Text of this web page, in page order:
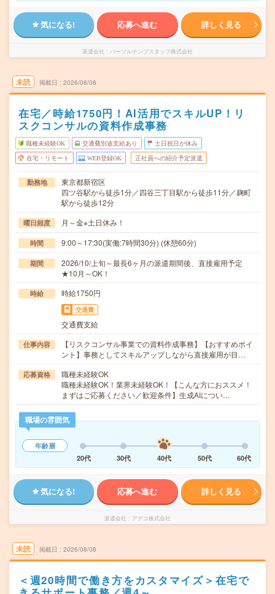
気になる! 応募へ進む 詳しく見る
派遣会社 パーソルテンプスタッフ株式会社
未読 掲載日 2026/08/08
在宅／時給1750円！AI活用でスキルUP！リ
スクコンサルの資料作成事務
職種未経験OK 交通費別途支給あり 土日祝日が休み
在宅・リモート WEB登録OK 正社員への紹介予定派遣
勤務地
東京都新宿区
四ツ谷駅から徒歩1分／四谷三丁目駅から徒歩11分／麹町
駅から徒歩12分
曜日頻度 月～金※土日休み！
時間 9:00～17:30(実働:7時間30分) (休憩60分)
期間
2026/10/上旬～最長6ヶ月の派遣期間後、直接雇用予定
★10月～OK！
時給 時給1750円
交通費
交通費支給
仕事内容
【リスクコンサル事業での資料作成事務】【おすすめポイ
ント】事務としてスキルアップしながら直接雇用が目…
応募資格
職種未経験OK
職種未経験OK！業界未経験OK！【こんな方におススメ！
まずはご応募ください／歓迎条件】生成AIについ…
職場の雰囲気
年齢層
20代
30代 40代 50代 60代
気になる! 応募へ進む 詳しく見る
派遣会社 アデコ株式会社
未読 掲載日 2026/08/08
＜週20時間で働き方をカスタマイズ＞在宅で